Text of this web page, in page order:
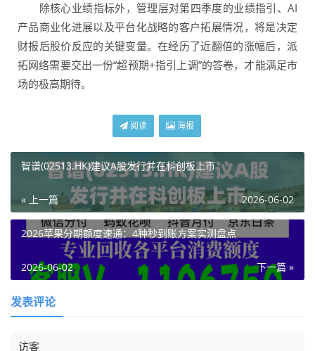
除核心业绩指标外，管理层对第四季度的业绩指引、AI
产品商业化进展以及平台化战略的客户拓展情况，将是决定
财报后股价反应的关键变量。在经历了近翻倍的涨幅后，派
拓网络需要交出一份“超预期+指引上调”的答卷，才能满足市
场的极高期待。
阅读 海报
智谱(02513.HK)建议A股发行并在科创板上市
« 上一篇 2026-06-02
2026苹果分期额度速通：4种秒到账方案实测盘点
下一篇 »
2026-06-02
发表评论